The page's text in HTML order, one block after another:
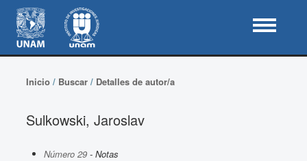
Inicio/ Buscar/ Detalles de autor/a
Sulkowski, Jaroslav
Número 29- Notas